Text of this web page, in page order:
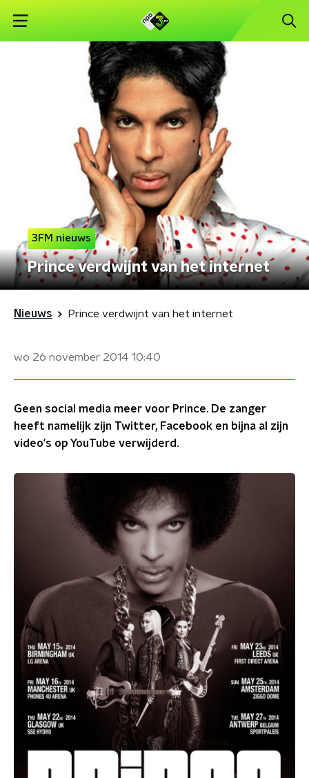
3FM nieuws
Prince verdwijnt van het internet
Nieuws Prince verdwijnt van het internet
wo 26 november 2014 10:40
Geen social media meer voor Prince. De zanger
heeft namelijk zijn Twitter, Facebook en bijna al zijn
video's op YouTube verwijderd.